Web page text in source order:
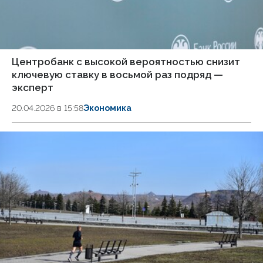
Центробанк с высокой вероятностью снизит
ключевую ставку в восьмой раз подряд —
эксперт
20.04.2026 в 15:58Экономика